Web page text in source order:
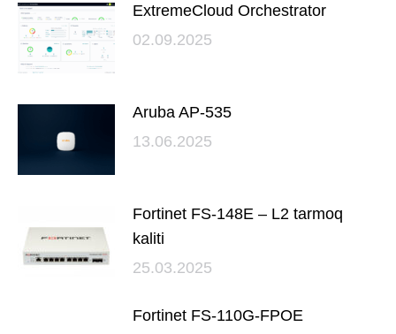
ExtremeCloud Orchestrator
02.09.2025
Aruba AP‑535
13.06.2025
Fortinet FS-148E – L2 tarmoq
kaliti
25.03.2025
Fortinet FS-110G-FPOE